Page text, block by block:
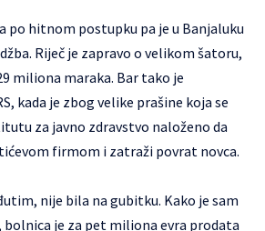
po hitnom postupku pa je u Banjaluku
Riječ je zapravo o velikom šatoru,
miliona maraka. Bar tako je
kada je zbog velike prašine koja se
za javno zdravstvo naloženo da
firmom i zatraži povrat novca.
nije bila na gubitku. Kako je sam
je za pet miliona evra prodata